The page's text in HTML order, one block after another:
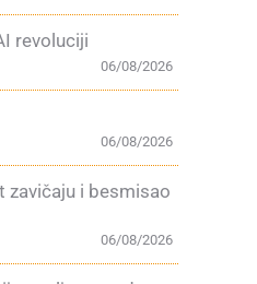
revoluciji
06/08/2026
06/08/2026
zavičaju i besmisao
06/08/2026